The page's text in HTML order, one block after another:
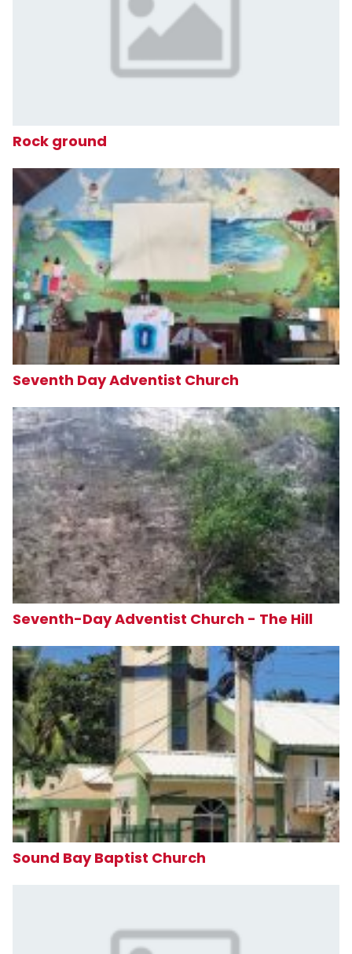
Rock ground
Seventh Day Adventist Church
Seventh-Day Adventist Church - The Hill
Sound Bay Baptist Church